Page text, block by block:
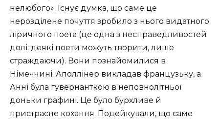
нелюбого». Існує думка, що саме це
нерозділене почуття зробило з нього видатного
ліричного поета (це одна з несправедливостей
долі: деякі поети можуть творити, лише
страждаючи). Вони познайомилися в
Німеччині. Аполлінер викладав французьку, а
Анні була гувернанткою в неповнолітньої
доньки графині. Це було бурхливе й
пристрасне кохання. Подейкували, що саме